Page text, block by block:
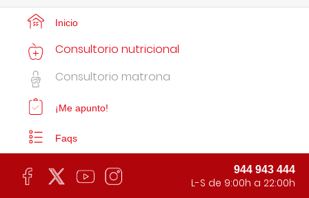
Inicio
Consultorio nutricional
Consultorio matrona
¡Me apunto!
Faqs
944 943 444
L-S de 9:00h a 22:00h